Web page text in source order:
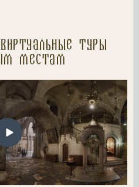
туры
местам